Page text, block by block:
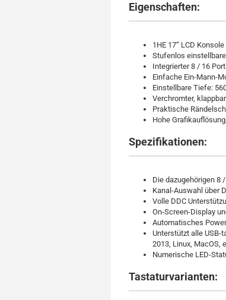
Eigenschaften:
1HE 17“ LCD
Stufenlos
Integrierter 8 / 16
Einfache Ein-Mann-
Einstellbare Tiefe:
Verchromter,
Praktische
Hohe
Spezifikationen:
Die dazugehörigen 8
Kanal-Auswahl über
Volle DDC
On-Screen-Display
Automatisches
Unterstützt alle USB-
2013, Linux, MacOS,
Numerische LED-
Tastaturvarianten: